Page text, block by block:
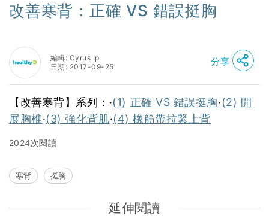
改善寒背：正確 VS 錯誤挺胸
編輯: Cyrus Ip
日期: 2017-09-25
分享
【改善寒背】系列：‧(1) 正確 VS 錯誤挺胸‧(2) 開
展胸椎‧(3) 強化背肌‧(4) 橡筋帶拉緊上背
2024次閱讀
寒背 挺胸
延伸閱讀